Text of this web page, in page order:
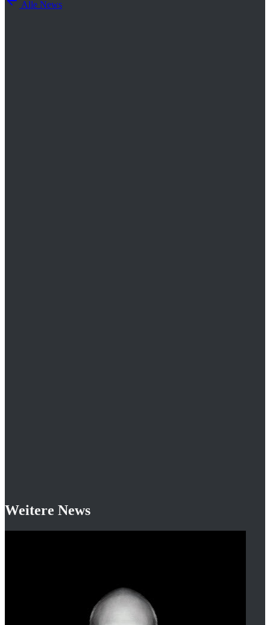
Alle News
Weitere News